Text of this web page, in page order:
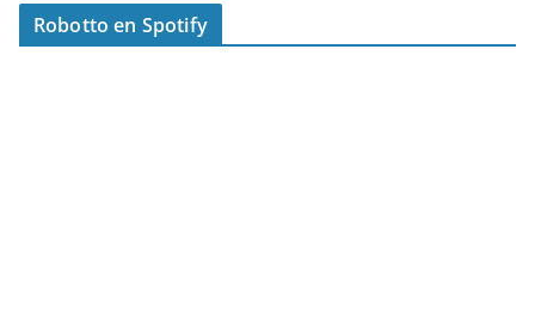
Robotto en Spotify